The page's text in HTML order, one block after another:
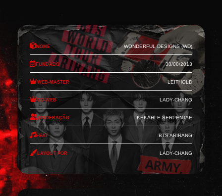
Nome Wonderful Designs (WD)
Fundado 30/08/2013
Web-Master Leithold
Co-Web Lady-Chang
Moderação Kekahi e Serpentae
Feat BTS Arirang
Layout por Lady-Chang